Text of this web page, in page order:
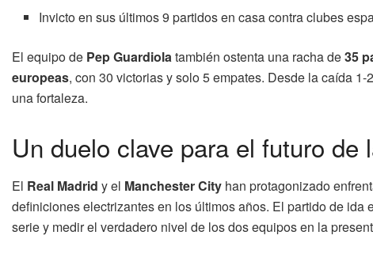
Invicto en sus últimos 9 partidos en casa contra clubes
El equipo de Pep Guardiolatambién ostenta una racha de35
europeas, con 30 victorias y solo 5 empates. Desde la caída 1-
una fortaleza.
Un duelo clave para el futuro
El Real Madrid y el Manchester City han protagonizado
definiciones electrizantes en los últimos años. El partido de ida
serie y medir el verdadero nivel de los dos equipos en la